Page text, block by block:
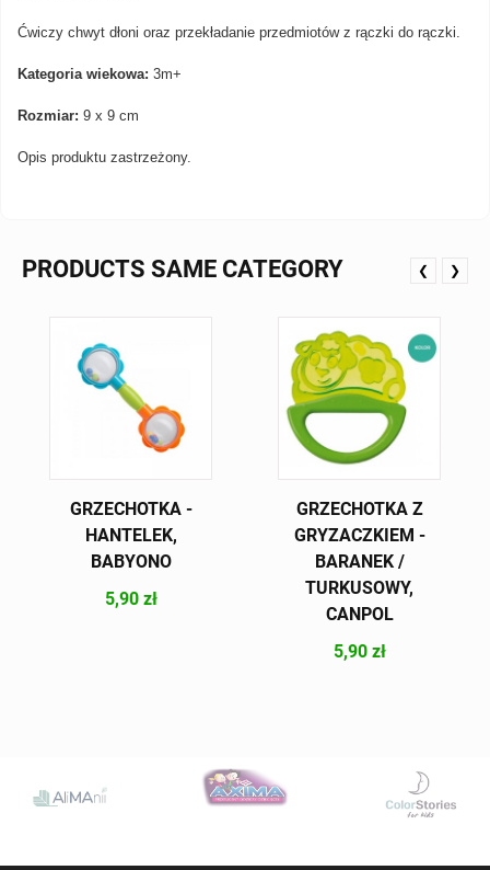
Ćwiczy chwyt dłoni oraz przekładanie przedmiotów z rączki do rączki.
Kategoria wiekowa: 3m+
Rozmiar: 9 x 9 cm
Opis produktu zastrzeżony.
PRODUCTS SAME CATEGORY
GRZECHOTKA -
HANTELEK,
BABYONO
5,90 zł
GRZECHOTKA Z
GRYZACZKIEM -
BARANEK /
TURKUSOWY,
CANPOL
5,90 zł
❮ ❯